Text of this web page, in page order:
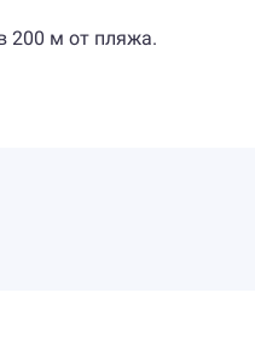
200 м от пляжа.